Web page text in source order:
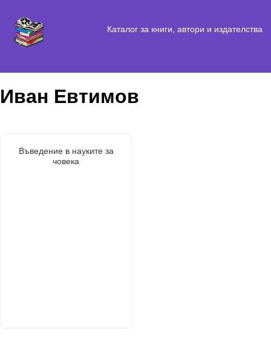
Каталог за книги, автори и издателства
Иван Евтимов
Въведение в науките за
човека